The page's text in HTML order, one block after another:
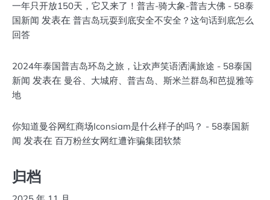
一年只开放150天，它又来了！普吉-骑大象-普吉大佛 - 58泰
国新闻 发表在 普吉岛玩耍到底安全不安全？这句话到底怎么
回答
2024年泰国普吉岛环岛之旅，让欢声笑语洒满旅途 - 58泰国
新闻 发表在 曼谷、大城府、普吉岛、斯米兰群岛和芭提雅等
地
你知道曼谷网红商场Iconsiam是什么样子的吗？ - 58泰国新
闻 发表在 百万粉丝女网红遭诈骗集团软禁
归档